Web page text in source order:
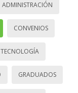
ADMINISTRACIÓN
CONVENIOS
GRADUADOS